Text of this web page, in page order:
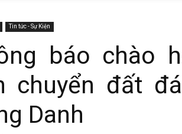
Tin tức - Sự Kiện
báo chào
chuyển đất
Danh